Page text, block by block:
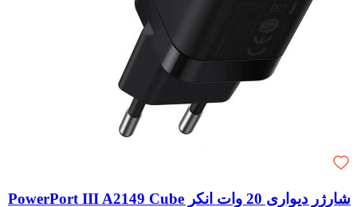
شارژر دیواری 20 وات انکر PowerPort III A2149 Cube